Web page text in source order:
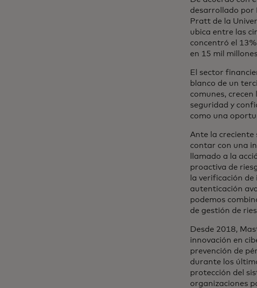
desarrollado por
Pratt de la
ubica entre las
concentró el
en 15 mil
El sector
blanco de un
comunes,
seguridad y
como una
Ante la creciente
contar con una
llamado a la
proactiva de
la verificación
autenticación
podemos
de gestión de
Desde 2018,
innovación en
prevención de
durante los
protección del
organizaciones